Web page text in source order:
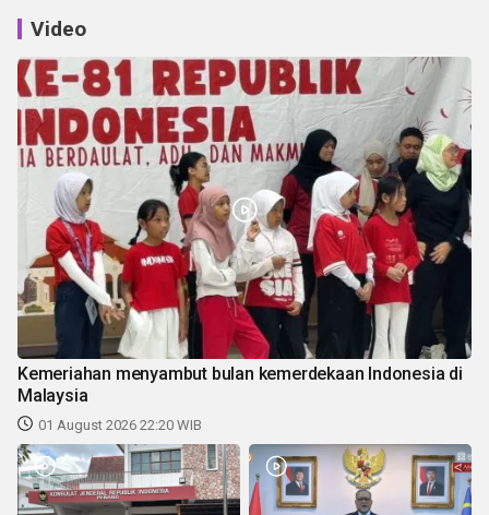
Video
Kemeriahan menyambut bulan kemerdekaan Indonesia di
Malaysia
01 August 2026 22:20 WIB